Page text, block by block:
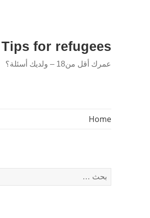
Tips for refugees
عمرك أقل من18 – ولديك أسئلة؟
Home
البحث
عن: